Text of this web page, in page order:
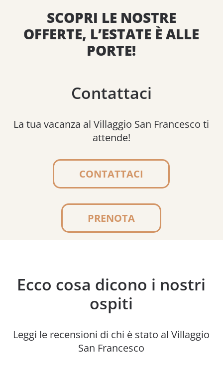
SCOPRI LE NOSTRE
OFFERTE, L’ESTATE È ALLE
PORTE!
Contattaci
La tua vacanza al Villaggio San Francesco ti
attende!
CONTATTACI
PRENOTA
Ecco cosa dicono i nostri
ospiti
Leggi le recensioni di chi è stato al Villaggio
San Francesco